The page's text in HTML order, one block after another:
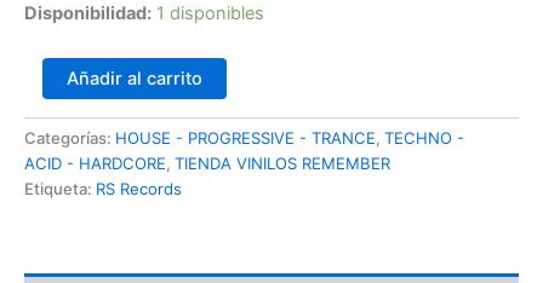
Disponibilidad: 1 disponibles
Arkanoid
Limit
1991
(Original
Belga)
Añadir al carrito
Categorías: HOUSE - PROGRESSIVE - TRANCE, TECHNO -
ACID - HARDCORE, TIENDA VINILOS REMEMBER
Etiqueta: RS Records